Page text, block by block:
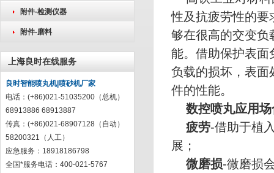
附件-检测仪器
附件-磨料
上海良时在线服务
良时智能喷丸机|喷砂机厂家
电话：(+86)021-51035200（总机）
68913886 68913887
传真：(+86)021-68907128（自动）
58200321（人工）
应急服务：18918186798
全国*服务电话：400-021-5767
性及抗疲劳性的要
够在很高的交变负
能。借助保护表面
负载的损坏，表面
件的性能。
数控喷丸应用
疲劳-借助于植
展；
微磨损-微磨损